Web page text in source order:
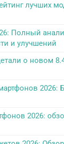
лучших
Полный
и улучшений
о новом
2026:
2026: